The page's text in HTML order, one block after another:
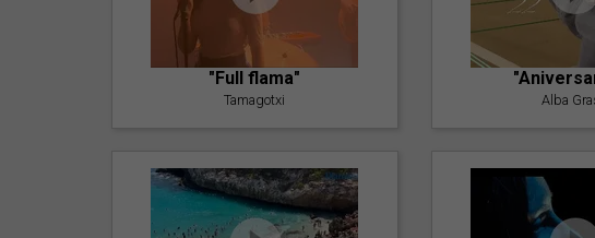
"Full flama"
Tamagotxi Alba